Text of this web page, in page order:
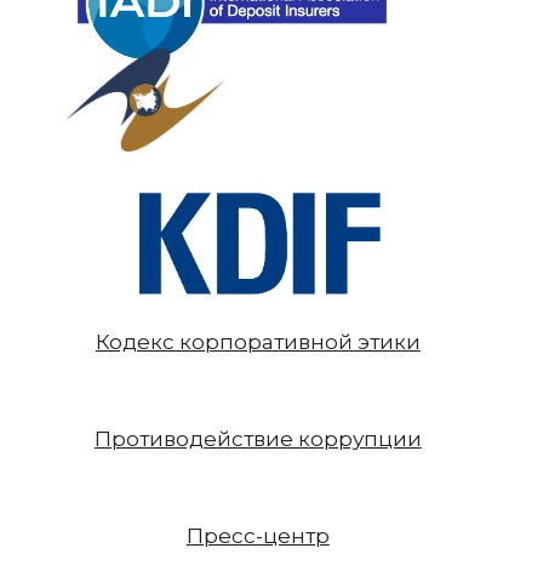
Кодекс корпоративной этики
Противодействие коррупции
Пресс-центр